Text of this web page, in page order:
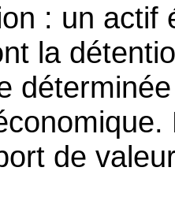
: un actif
la
de